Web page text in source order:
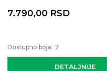
DETALJNIJE
7.790,00 RSD
Dostupno boja: 2